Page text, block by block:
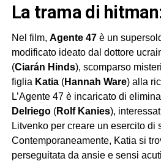
la trama di
Nel film, Agente 47è un
modificato ideato dal dottore
(Ciarán Hinds), scomparso
figlia Katia(Hannah Ware) alla
L’Agente 47 è incaricato di
Delriego(Rolf Kanies),
Litvenko per creare un esercito di
Contemporaneamente, Katia si
perseguitata da ansie e sensi